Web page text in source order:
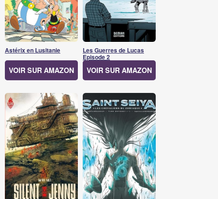
Astérix en Lusitanie
VOIR SUR AMAZON
Les Guerres de Lucas
Episode 2
VOIR SUR AMAZON